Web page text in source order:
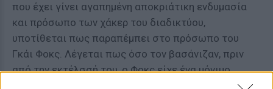
που έχει γίνει αγαπημένη αποκριάτικη ενδυμασία
και πρόσωπο των χάκερ του διαδικτύου,
υποτίθεται πως παραπέμπει στο πρόσωπο του
Γκάι Φοκς. Λέγεται πως όσο τον βασάνιζαν, πριν
από την εκτέλσσή του, ο Φοκς είχε ένα μόνιμο